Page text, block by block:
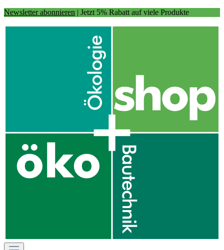
Newsletter abonnieren | Jetzt 5% Rabatt auf viele Produkte